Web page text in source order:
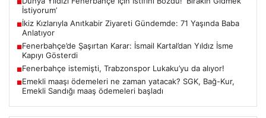
■
İstiyorum’
■İkiz Kızlarıyla Anıtkabir Ziyareti Gündemde: 71 Yaşında Baba
Anlatıyor
■Fenerbahçe’de Şaşırtan Karar: İsmail Kartal’dan Yıldız İsme
Kapıyı Gösterdi
■Fenerbahçe istemişti, Trabzonspor Lukaku’yu da alıyor!
■Emekli maaşı ödemeleri ne zaman yatacak? SGK, Bağ-Kur,
Emekli Sandığı maaş ödemeleri başladı